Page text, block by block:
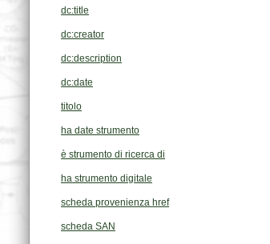
dc:title
dc:creator
dc:description
dc:date
titolo
ha date strumento
è strumento di ricerca di
ha strumento digitale
scheda provenienza href
scheda SAN